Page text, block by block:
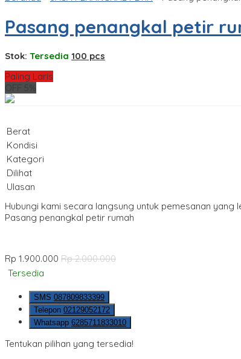
Pasang penangkal petir
Stok: Tersedia 100 pcs
Paling Laris
OFF 5%
Berat
Kondisi
Kategori
Dilihat
Ulasan
Hubungi kami secara langsung untuk pemesanan yang
Pasang penangkal petir rumah
Rp 1.900.000 Rp 2.000.000
Tersedia
SMS 087809833399
Telepon 02129052172
Whatsapp 6285711833010
Tentukan pilihan yang tersedia!